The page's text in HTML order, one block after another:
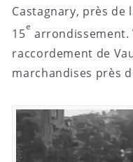
Castagnary, près de
15
e
arrondissement.
raccordement de
marchandises près